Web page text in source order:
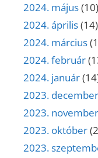
2024. május(10)
2024. április(14)
2024. március
2024. február
2024. január
2023. december
2023. november
2023. október
2023.